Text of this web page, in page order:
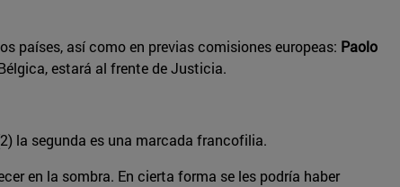
países, así como en previas comisiones europeas: Paolo
estará al frente de Justicia.
la segunda es una marcada francofilia.
en la sombra. En cierta forma se les podría haber